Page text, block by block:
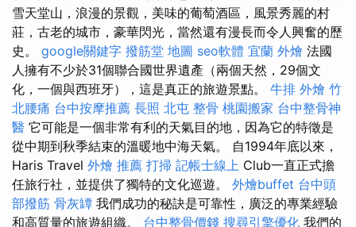
雪天堂山，浪漫的景觀，美味的葡萄酒區，風景秀麗的村
莊，古老的城市，豪華閃光，當然還有漫長而令人興奮的歷
史。 google關鍵字 撥筋堂 地圖 seo軟體 宜蘭 外燴 法國
人擁有不少於31個聯合國世界遺產（兩個天然，29個文
化，一個與西班牙），這是真正的旅遊景點。 牛排 外燴 竹
北腰痛 台中按摩推薦 長照 北屯 整骨 桃園搬家 台中整骨神
醫 它可能是一個非常有利的天氣目的地，因為它的特徵是
從中期到秋季結束的溫暖地中海天氣。 自1994年底以來，
Haris Travel 外燴 推薦 打掃 記帳士線上 Club一直正式擔
任旅行社，並提供了獨特的文化巡遊。 外燴buffet 台中頭
部撥筋 骨灰罈 我們成功的秘訣是可靠性，廣泛的專業經驗
和高質量的旅遊組織。 台中整骨價錢 搜尋引擎優化 我們的